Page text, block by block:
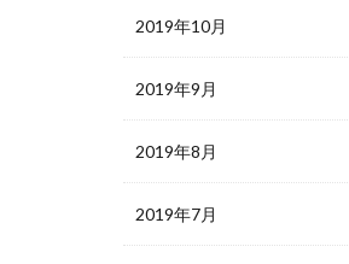
2019年10月
2019年9月
2019年8月
2019年7月